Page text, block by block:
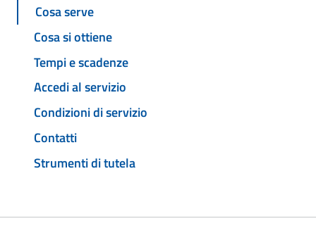
Cosa serve
Cosa si ottiene
Tempi e scadenze
Accedi al servizio
Condizioni di servizio
Contatti
Strumenti di tutela